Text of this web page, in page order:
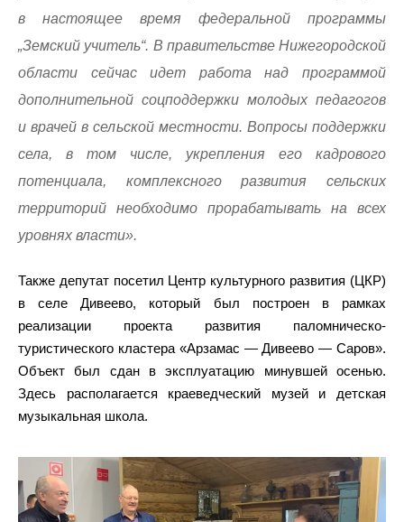
в настоящее время федеральной программы
„Земский учитель“. В правительстве Нижегородской
области сейчас идет работа над программой
дополнительной соцподдержки молодых педагогов
и врачей в сельской местности. Вопросы поддержки
села, в том числе, укрепления его кадрового
потенциала, комплексного развития сельских
территорий необходимо прорабатывать на всех
уровнях власти».
Также депутат посетил Центр культурного развития (ЦКР)
в селе Дивеево, который был построен в рамках
реализации проекта развития паломническо-
туристического кластера «Арзамас — Дивеево — Саров».
Объект был сдан в эксплуатацию минувшей осенью.
Здесь располагается краеведческий музей и детская
музыкальная школа.